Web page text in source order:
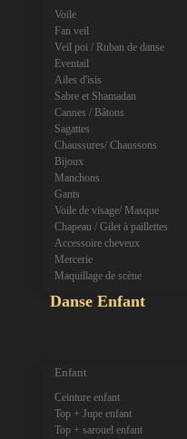
Voile
Fan veil
Veil poi / Ruban de danse
Eventail
Ailes d'isis
Sabre et Shamadan
Cannes / Bâtons
Sagattes
Chaussures/ Chaussons
Bijoux
Manchons
Gants
Voile de visage/ Masque
Chapeau / Gilet à paillettes
Accessoire cheveux
Mercerie
Maquillage de scène
Danse Enfant
Enfant
Ceinture enfant
Top + Jupe enfant
Top + sarouel enfant